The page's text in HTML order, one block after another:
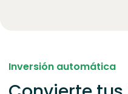
Inversión automática